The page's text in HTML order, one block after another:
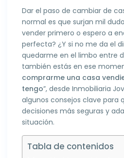
Dar el paso de cambiar de
normal es que surjan mil
vender primero o espero a
perfecta? ¿Y si no me da el
quedarme en el limbo entre
también estás en ese
comprarme una casa
tengo”, desde Inmobiliaria
algunos consejos clave para
decisiones más seguras y
situación.
Tabla de contenidos